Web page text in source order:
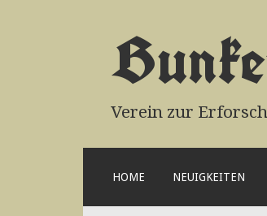
Verein zur
SPRINGEN
HOME NEUIGKEITEN